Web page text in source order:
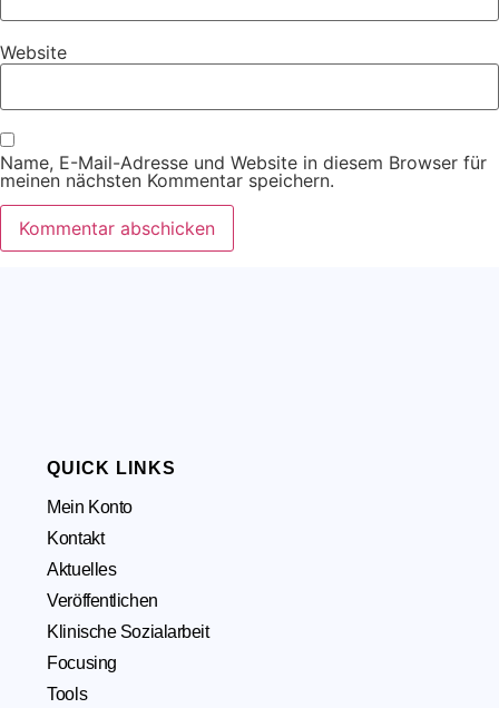
Website
Name, E-Mail-Adresse und Website in diesem Browser für
meinen nächsten Kommentar speichern.
QUICK LINKS
Mein Konto
Kontakt
Aktuelles
Veröffentlichen
Klinische Sozialarbeit
Focusing
Tools